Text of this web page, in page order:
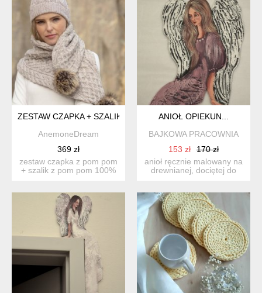
ZESTAW CZAPKA + SZALIK 100% WEŁNA MERINO - UNISEX
AnemoneDream
369 zł
zestaw czapka z pom pom
+ szalik z pom pom 100%
ANIOŁ OPIEKUN...
BAJKOWA PRACOWNIA
153 zł
170 zł
anioł ręcznie malowany na
drewnianej, dociętej do